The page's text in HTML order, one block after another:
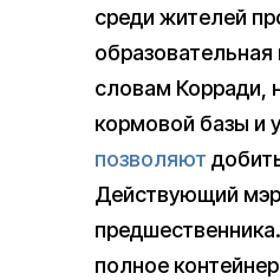
среди жителей
словам Корради,
кормовой базы и
позволяют
Действующий
полное